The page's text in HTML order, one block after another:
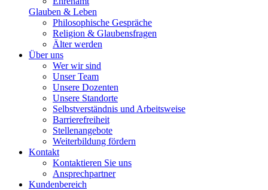
Glauben & Leben
Philosophische Gespräche
Religion & Glaubensfragen
Älter werden
Über uns
Wer wir sind
Unser Team
Unsere Dozenten
Unsere Standorte
Selbstverständnis und Arbeitsweise
Barrierefreiheit
Stellenangebote
Weiterbildung fördern
Kontakt
Kontaktieren Sie uns
Ansprechpartner
Kundenbereich